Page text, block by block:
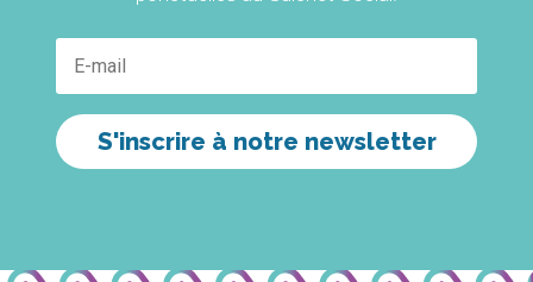
S'inscrire à notre newsletter